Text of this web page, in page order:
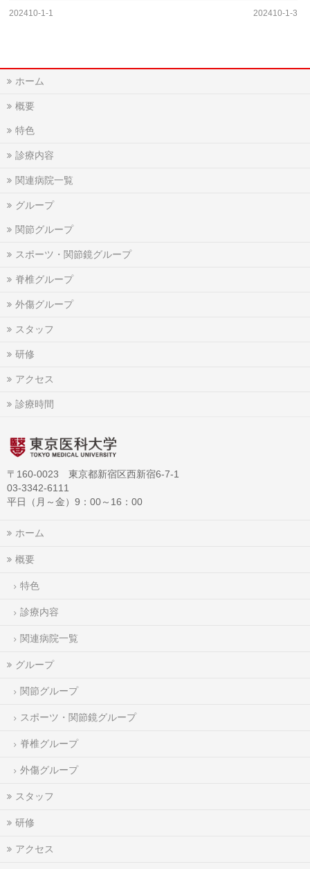
202410-1-1 202410-1-3
ホーム
概要
特色
診療内容
関連病院一覧
グループ
関節グループ
スポーツ・関節鏡グループ
脊椎グループ
外傷グループ
スタッフ
研修
アクセス
診療時間
〒160-0023 東京都新宿区西新宿6-7-1
03-3342-6111
平日（月～金）9：00～16：00
ホーム
概要
特色
診療内容
関連病院一覧
グループ
関節グループ
スポーツ・関節鏡グループ
脊椎グループ
外傷グループ
スタッフ
研修
アクセス